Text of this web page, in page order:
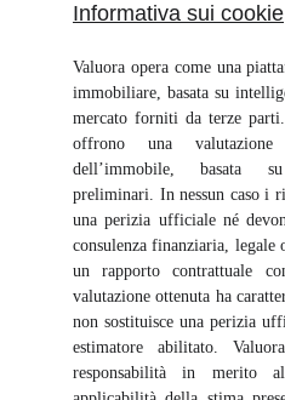
Valuora opera come una
immobiliare, basata su
mercato forniti da terze
offrono una
dell’immobile, basata
preliminari. In nessun caso i
una perizia ufficiale né
consulenza finanziaria, legale
un rapporto contrattuale
valutazione ottenuta ha
non sostituisce una perizia
estimatore abilitato.
responsabilità in merito
Informativa sui cookie